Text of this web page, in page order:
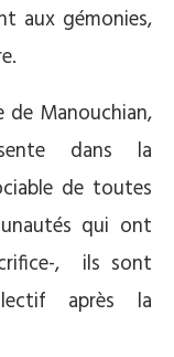
aux gémonies,
Manouchian,
dans la
de toutes
qui ont
, ils sont
après la